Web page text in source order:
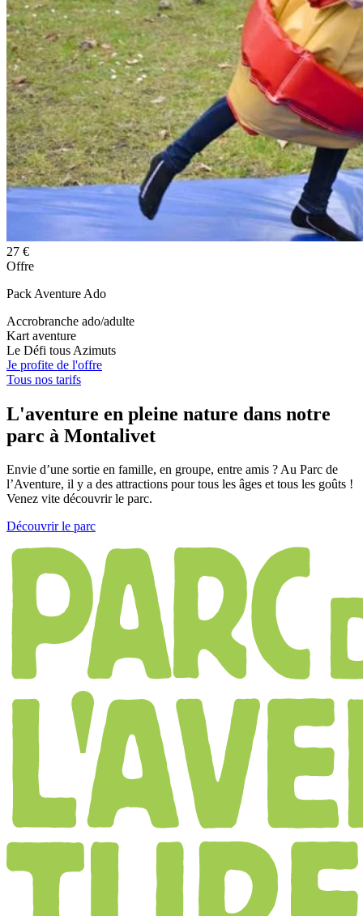
27 €
Offre
Pack Aventure Ado
Accrobranche ado/adulte
Kart aventure
Le Défi tous Azimuts
Je profite de l'offre
Tous nos tarifs
L'aventure en pleine nature dans notre
parc à Montalivet
Envie d’une sortie en famille, en groupe, entre amis ? Au Parc de
l’Aventure, il y a des attractions pour tous les âges et tous les goûts !
Venez vite découvrir le parc.
Découvrir le parc